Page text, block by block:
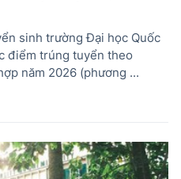
sinh trường Đại học Quốc
điểm trúng tuyển theo
năm 2026 (phương ...